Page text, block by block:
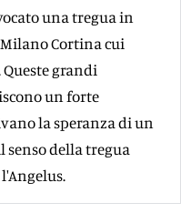
una tregua in
Cortina cui
grandi
un forte
la speranza di un
senso della tregua